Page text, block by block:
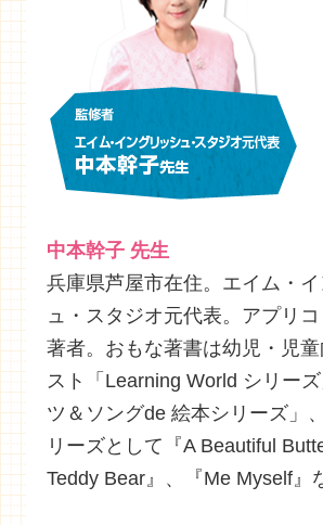
中本幹子 先生
兵庫県芦屋市在住。エイム・
ュ・スタジオ元代表。アプリ
著者。おもな著書は幼児・児
スト「Learning World シリー
ツ＆ソングde 絵本シリーズ」
リーズとして『A Beautiful
Teddy Bear』、『Me Myself』